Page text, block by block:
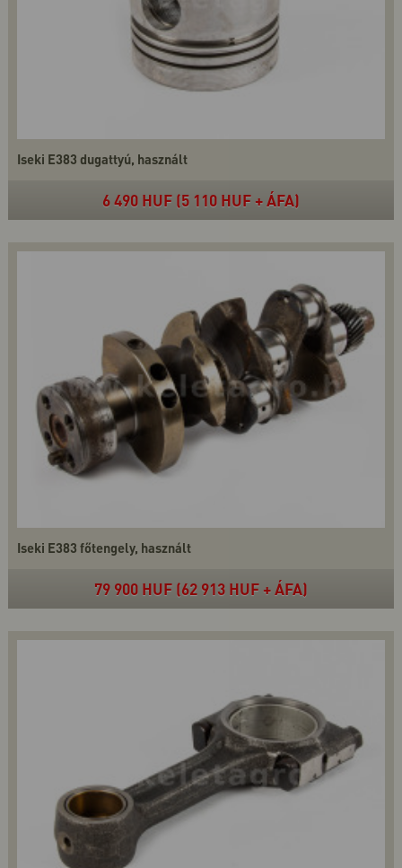
Iseki E383 dugattyú, használt
6 490 HUF (5 110 HUF + ÁFA)
Iseki E383 főtengely, használt
79 900 HUF (62 913 HUF + ÁFA)